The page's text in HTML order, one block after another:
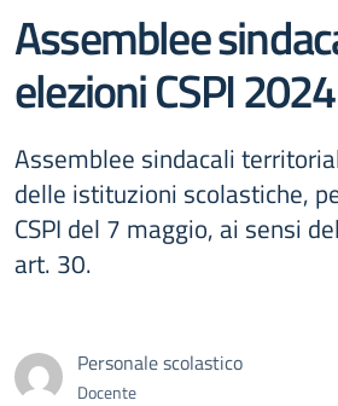
Assemblee
elezioni CSPI 2024
Assemblee sindacali
delle istituzioni scolastiche,
CSPI del 7 maggio, ai sensi
art. 30.
Personale scolastico
Docente